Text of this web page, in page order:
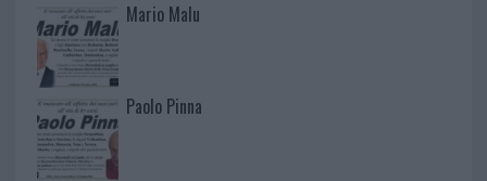
Mario Malu
Paolo Pinna